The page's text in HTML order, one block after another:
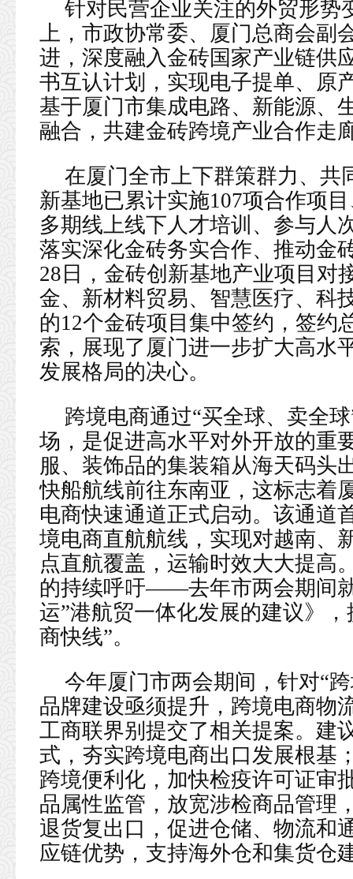
针对民营企业关注的外贸形势
上，市政协常委、厦门总商会副
进，深度融入金砖国家产业链供
书互认计划，实现电子提单、原
基于厦门市集成电路、新能源、
融合，共建金砖跨境产业合作走
在厦门全市上下群策群力、共
新基地已累计实施107项合作项
多期线上线下人才培训、参与人
落实深化金砖务实合作、推动金
28日，金砖创新基地产业项目对
金、新材料贸易、智慧医疗、科
的12个金砖项目集中签约，签约
索，展现了厦门进一步扩大高水
发展格局的决心。
跨境电商通过“买全球、卖全
场，是促进高水平对外开放的重
服、装饰品的集装箱从海天码头
快船航线前往东南亚，这标志
电商快速通道正式启动。该通道
境电商直航航线，实现对越南、
点直航覆盖，运输时效大大提高
的持续呼吁——去年市两会期间
运”港航贸一体化发展的建议》
商快线”。
今年厦门市两会期间，针对“
品牌建设亟须提升，跨境电商物
工商联界别提交了相关提案。建
式，夯实跨境电商出口发展根基
跨境便利化，加快检疫许可证审
品属性监管，放宽涉检商品管理
退货复出口，促进仓储、物流和
应链优势，支持海外仓和集货仓